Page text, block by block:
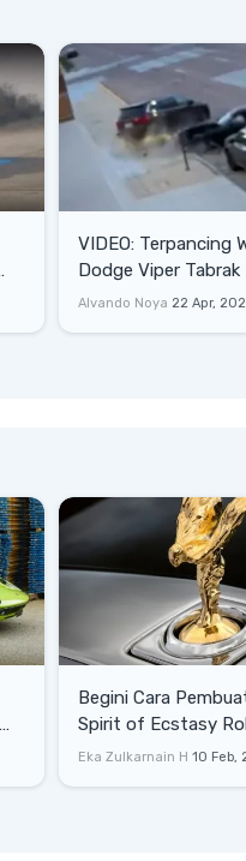
VIDEO: Terpancing
Dodge Viper Tabrak
Saat Burnout
Alvando Noya 22 Apr,
Begini Cara
Spirit of Ecstasy
Eka Zulkarnain H 10 Feb,